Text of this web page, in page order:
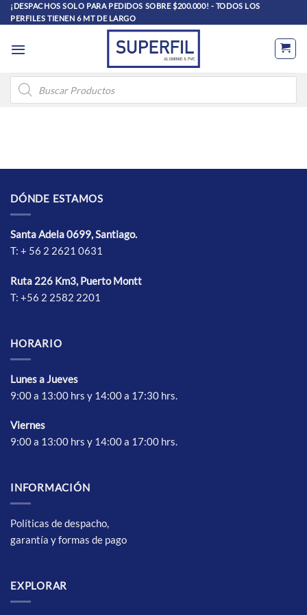
Saltar
al
¡DESPACHOS SOLO PARA PEDIDOS SOBRE $200.000! - TODOS LOS
PERFILES TIENEN 6 MT DE LARGO
Búsqueda
productos
DÓNDE ESTAMOS
Santa Adela 0699, Santiago.
T: + 56 2 2621 0631
Ruta 226 Km3, Puerto Montt
T: +56 2 2582 2201
HORARIO
Lunes a Jueves
9:00 a 13:00 hrs y 14:00 a 17:30 hrs.
Viernes
9:00 a 13:00 hrs y 14:00 a 17:00 hrs.
INFORMACIÓN
Políticas de despacho,
garantía y formas de pago
EXPLORAR